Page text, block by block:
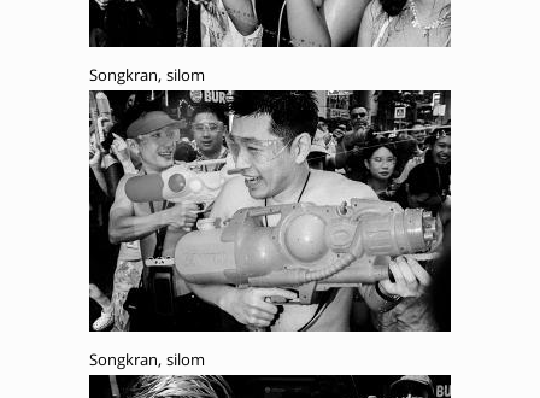
Songkran, silom
Songkran, silom